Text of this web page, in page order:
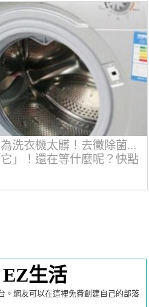
洗衣機太髒！去黴除菌...
」！還在等什麼呢？快點
EZ生活
。網友可以在這裡免費創建自己的部落